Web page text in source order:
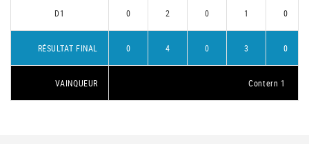
D1 0 2 0 1 0
RÉSULTAT FINAL 0 4 0 3 0
VAINQUEUR Contern 1